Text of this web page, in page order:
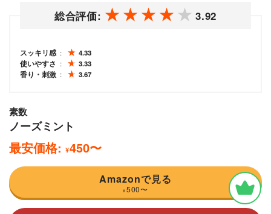
総合評価: 3.92
スッキリ感
4.33
使いやすさ
3.33
香り・刺激
3.67
素数
ノーズミント
最安価格: ¥450〜
Amazonで見る
¥ 500〜